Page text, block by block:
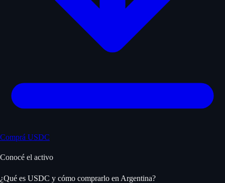
Comprá USDC
Conocé el activo
¿Qué es USDC y cómo comprarlo en Argentina?